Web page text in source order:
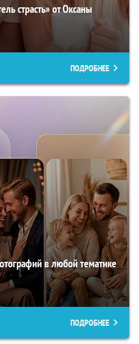
страсть» от Оксаны
ПОДРОБНЕЕ
в любой тематике
ПОДРОБНЕЕ